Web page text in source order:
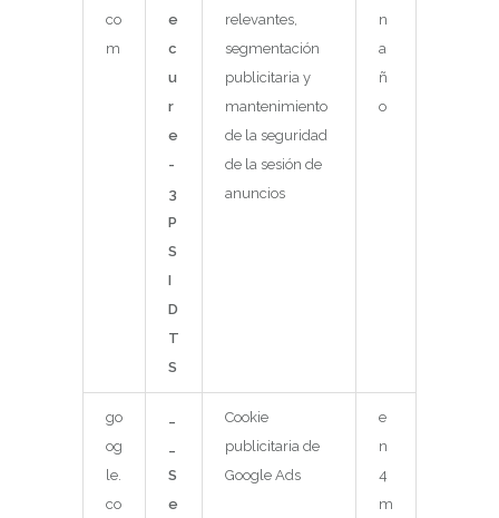
co
m
e
c
u
r
e
-
3
P
S
I
D
T
S
relevantes,
segmentación
publicitaria y
mantenimiento
de la seguridad
de la sesión de
anuncios
n
a
ñ
o
go
og
le.
co
S
e
Cookie
publicitaria de
Google Ads
e
n
4
m